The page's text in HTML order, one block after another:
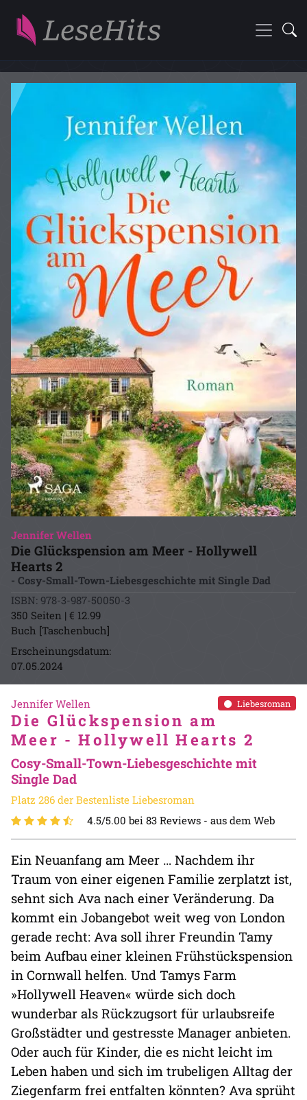
Jennifer Wellen
Die Glückspension am Meer - Hollywell
Hearts 2
- Cosy-Small-Town-Liebesgeschichte mit Single Dad
ISBN: 978-3-987-50050-3
350 Seiten | € 12.99
Buch [Taschenbuch]
Erscheinungsdatum:
07.05.2024
Liebesroman
Jennifer Wellen
Die Glückspension am
Meer - Hollywell Hearts 2
Cosy-Small-Town-Liebesgeschichte mit
Single Dad
Platz 286 der Bestenliste Liebesroman
4.5/5.00 bei 83 Reviews - aus dem Web
Ein Neuanfang am Meer … Nachdem ihr
Traum von einer eigenen Familie zerplatzt ist,
sehnt sich Ava nach einer Veränderung. Da
kommt ein Jobangebot weit weg von London
gerade recht: Ava soll ihrer Freundin Tamy
beim Aufbau einer kleinen Frühstückspension
in Cornwall helfen. Und Tamys Farm
»Hollywell Heaven« würde sich doch
wunderbar als Rückzugsort für urlaubsreife
Großstädter und gestresste Manager anbieten.
Oder auch für Kinder, die es nicht leicht im
Leben haben und sich im trubeligen Alltag der
Ziegenfarm frei entfalten könnten? Ava sprüht